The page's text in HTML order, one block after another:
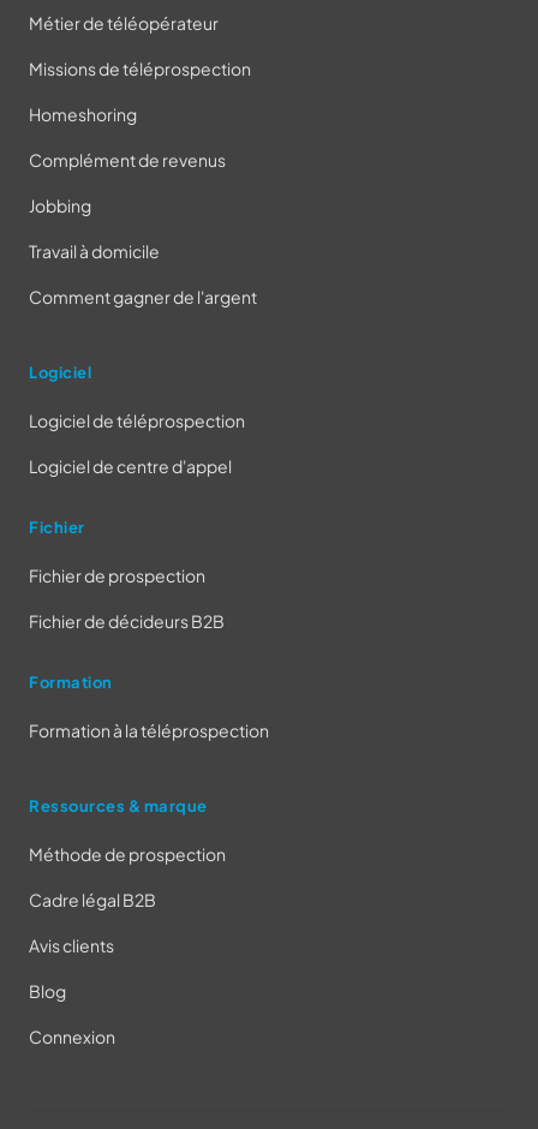
Métier de téléopérateur
Missions de téléprospection
Homeshoring
Complément de revenus
Jobbing
Travail à domicile
Comment gagner de l'argent
Logiciel
Logiciel de téléprospection
Logiciel de centre d'appel
Fichier
Fichier de prospection
Fichier de décideurs B2B
Formation
Formation à la téléprospection
Ressources & marque
Méthode de prospection
Cadre légal B2B
Avis clients
Blog
Connexion